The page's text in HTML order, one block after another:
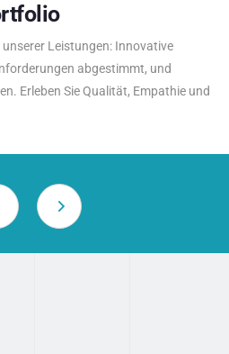
Leistungen: Innovative
abgestimmt, und
Erleben Sie Qualität, Empathie und